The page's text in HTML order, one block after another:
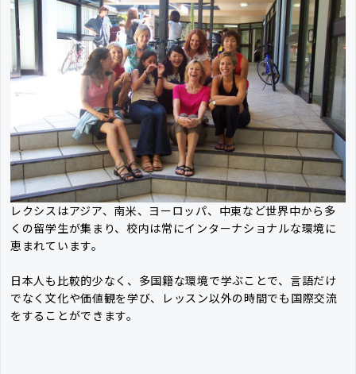
レクシスはアジア、南米、ヨーロッパ、中東など世界中から多
くの留学生が集まり、校内は常にインターナショナルな環境に
恵まれています。
日本人も比較的少なく、多国籍な環境で学ぶことで、言語だけ
でなく文化や価値観を学び、レッスン以外の時間でも国際交流
をすることができます。